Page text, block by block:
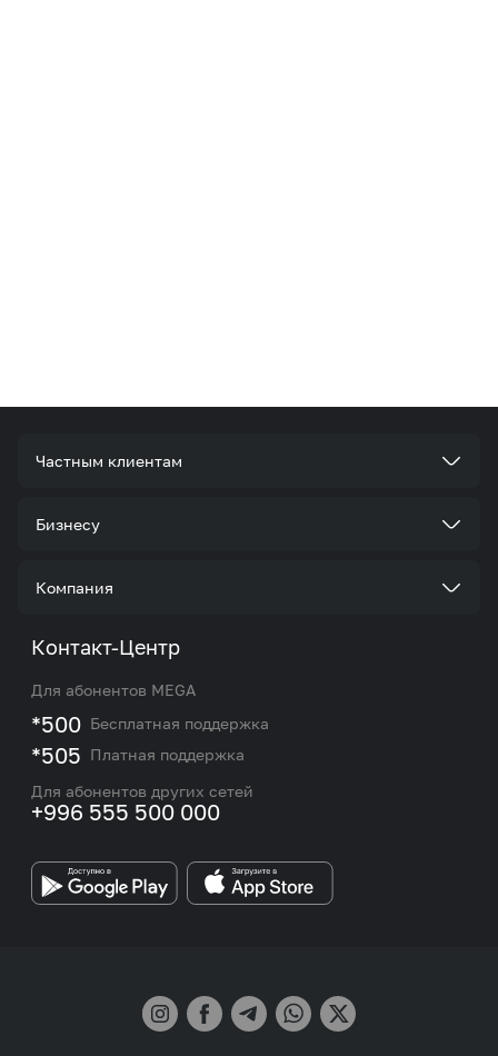
Частным клиентам
Тарифы
Роуминг и международные звонки
eSIM
Подбор номера
Бизнесу
Стать корпоративным клиентом
M2M
Контакты сотрудников отдела по работе с
корпоративными и VIP клиентами
Компания
О нас
Новости
Карта покрытия сети и центров обслуживания
Работа в MEGA
Бренд MEGA
Контакт-Центр
Для абонентов MEGA
*500 Бесплатная поддержка
*505 Платная поддержка
Для абонентов других сетей
+996 555 500 000